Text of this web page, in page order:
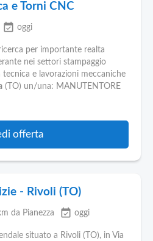
e Torni CNC
event_available oggi
per importante realta
nei settori stampaggio
e lavorazioni meccaniche
(TO) un/una: MANUTENTORE
offerta
- Rivoli (TO)
da Pianezza event_available oggi
situato a Rivoli (TO), in Via